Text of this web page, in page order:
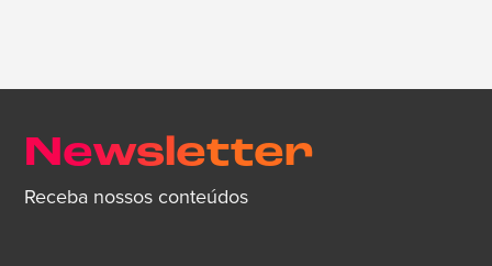
Newsletter
Receba nossos conteúdos